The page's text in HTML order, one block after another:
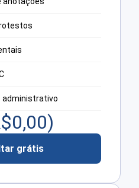
administrativo
0,00)
grátis